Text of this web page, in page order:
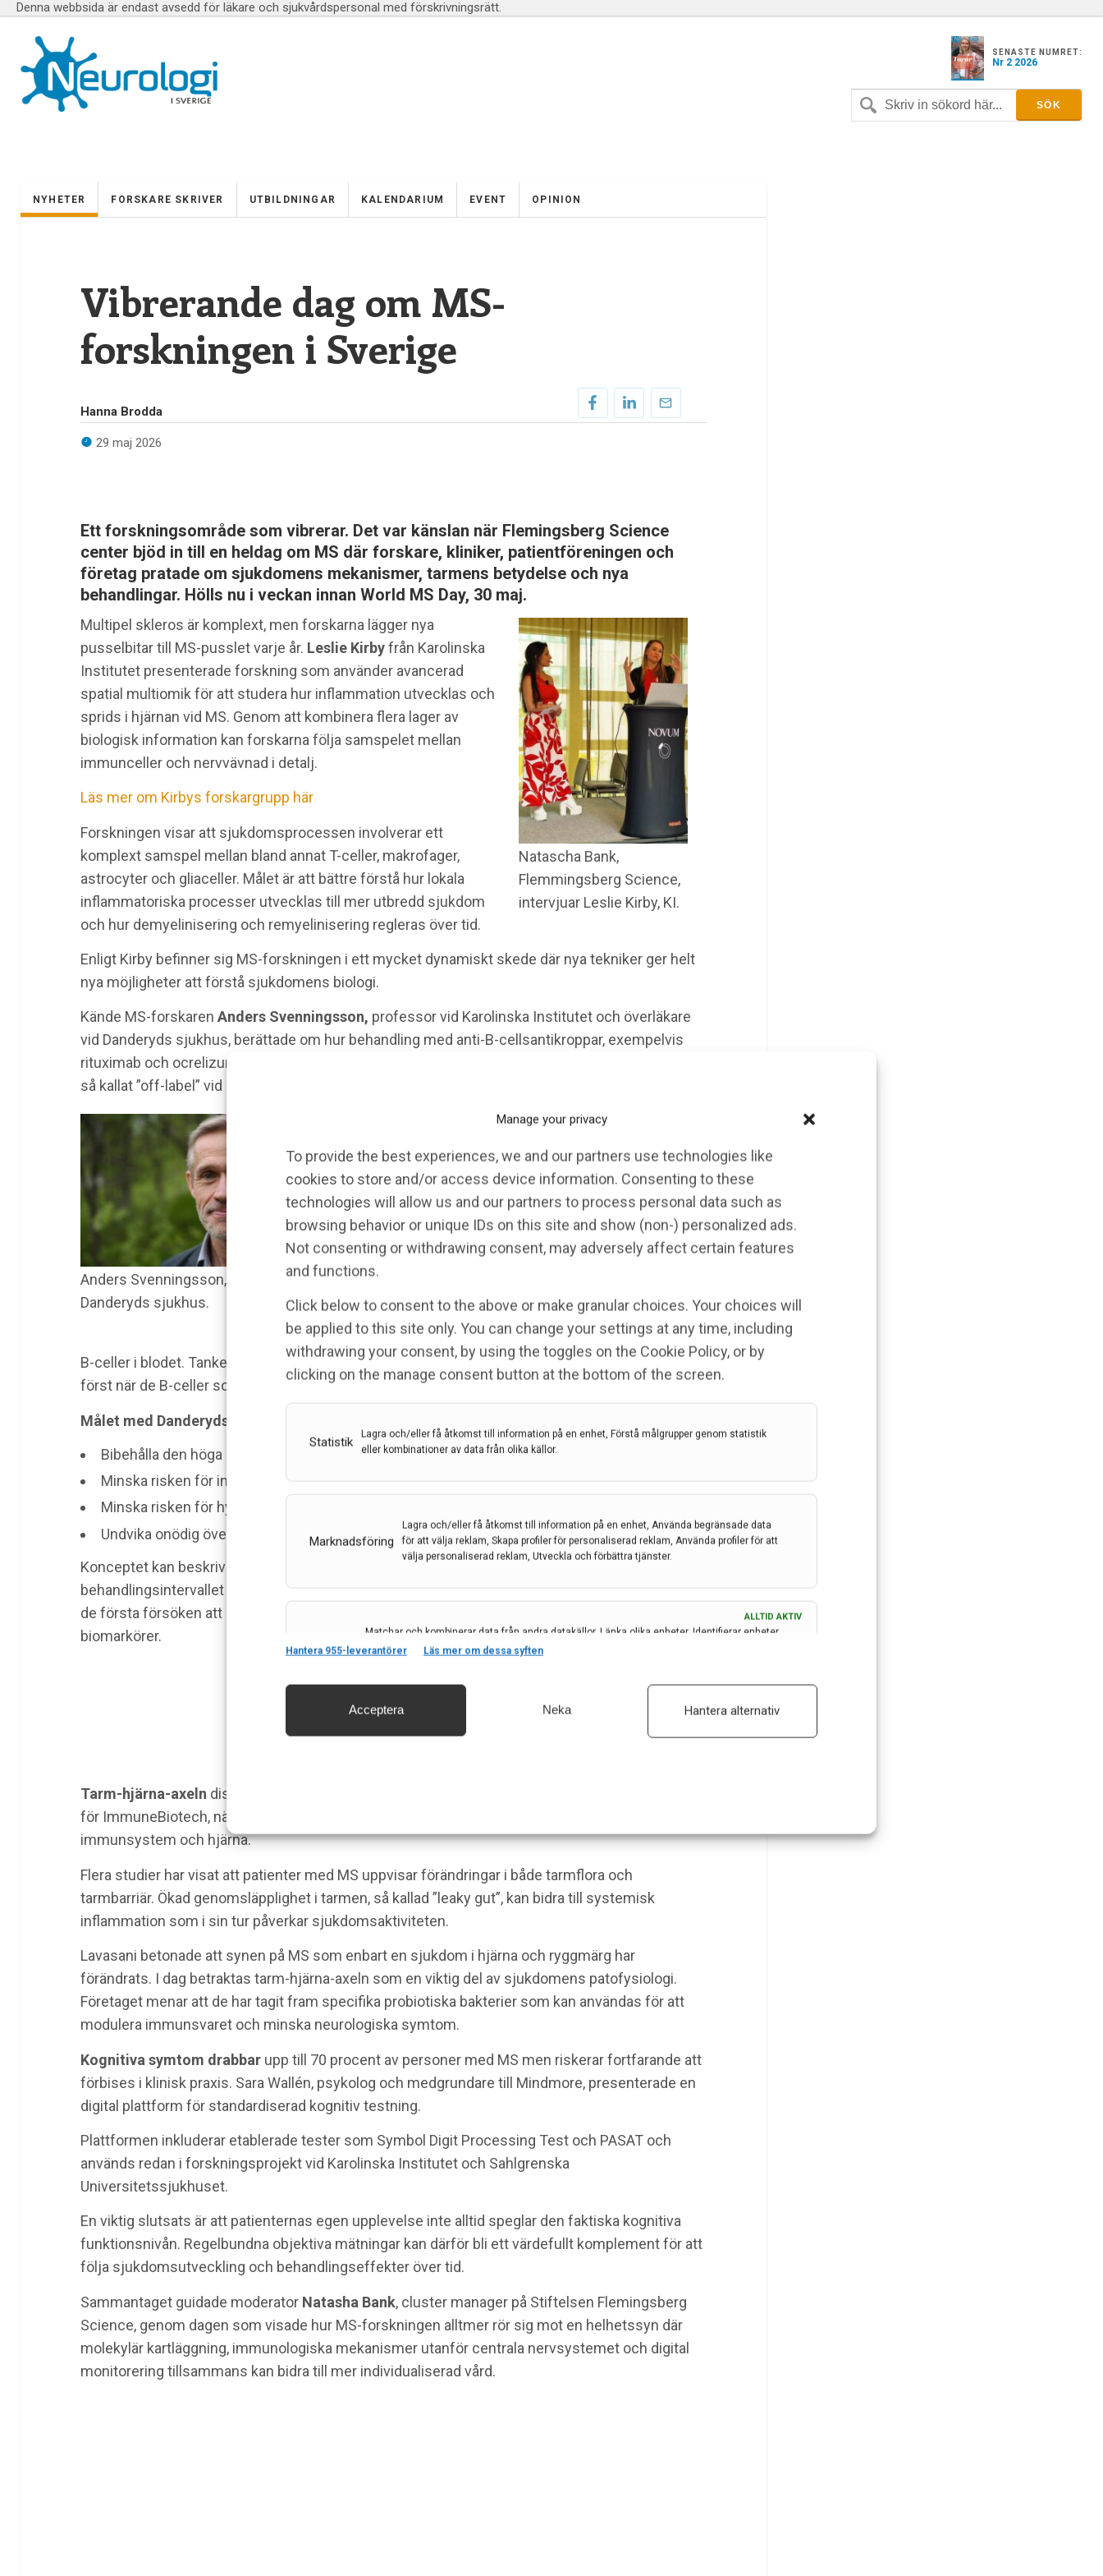
Manage your privacy
To provide the best experiences, we and our partners use technologies like
cookies to store and/or access device information. Consenting to these
technologies will allow us and our partners to process personal data such as
browsing behavior or unique IDs on this site and show (non-) personalized ads.
Not consenting or withdrawing consent, may adversely affect certain features
and functions.
Click below to consent to the above or make granular choices. Your choices will
be applied to this site only. You can change your settings at any time, including
withdrawing your consent, by using the toggles on the Cookie Policy, or by
clicking on the manage consent button at the bottom of the screen.
Statistik
Lagra och/eller få åtkomst till information på en enhet, Förstå målgrupper genom statistik
eller kombinationer av data från olika källor.
Marknadsföring
Lagra och/eller få åtkomst till information på en enhet, Använda begränsade data
för att välja reklam, Skapa profiler för personaliserad reklam, Använda profiler för att
välja personaliserad reklam, Utveckla och förbättra tjänster.
ALLTID AKTIV
Matchar och kombinerar data från andra datakällor, Länka olika enheter, Identifierar enheter
baserat på information som överförs automatiskt.
och innehåll, Spara och meddela dina integritetsval.
ALLTID AKTIV
Hantera 955-leverantörer Läs mer om dessa syften
Acceptera Neka Hantera alternativ
Denna webbsida är endast avsedd för läkare och sjukvårdspersonal med förskrivningsrätt.
SENASTE NUMRET:
Nr 2 2026
NYHETER FORSKARE SKRIVER UTBILDNINGAR KALENDARIUM EVENT OPINION
Vibrerande dag om MS-
forskningen i Sverige
Hanna Brodda
29 maj 2026
Ett forskningsområde som vibrerar. Det var känslan när Flemingsberg Science
center bjöd in till en heldag om MS där forskare, kliniker, patientföreningen och
företag pratade om sjukdomens mekanismer, tarmens betydelse och nya
behandlingar. Hölls nu i veckan innan World MS Day, 30 maj.
Natascha Bank,
Flemmingsberg Science,
intervjuar Leslie Kirby, KI.
Multipel skleros är komplext, men forskarna lägger nya
pusselbitar till MS-pusslet varje år. Leslie Kirbyfrån Karolinska
Institutet presenterade forskning som använder avancerad
spatial multiomik för att studera hur inflammation utvecklas och
sprids i hjärnan vid MS. Genom att kombinera flera lager av
biologisk information kan forskarna följa samspelet mellan
immunceller och nervvävnad i detalj.
Läs mer om Kirbys forskargrupp här
Forskningen visar att sjukdomsprocessen involverar ett
komplext samspel mellan bland annat T-celler, makrofager,
astrocyter och gliaceller. Målet är att bättre förstå hur lokala
inflammatoriska processer utvecklas till mer utbredd sjukdom
och hur demyelinisering och remyelinisering regleras över tid.
Enligt Kirby befinner sig MS-forskningen i ett mycket dynamiskt skede där nya tekniker ger helt
nya möjligheter att förstå sjukdomens biologi.
Kände MS-forskaren Anders Svenningsson, professor vid Karolinska Institutet och överläkare
vid Danderyds sjukhus, berättade om hur behandling med anti-B-cellsantikroppar, exempelvis
rituximab och ocrelizumab, kan individualiseras för patienter med multipel skleros. Rituximab är
så kallat ”off-label” vid MS, det vill säga inget
Anders Svenningsson, KI och
Danderyds sjukhus.
läkemedelsföretag har valt att ansöka om att det skall
behandlingar hör till de mest effektiva vid skovvis
förlöpande MS, men de innebär också en ökad risk för
infektioner eftersom de slår ut B-celler som är viktiga
för immunförsvaret. Traditionellt ges behandlingen
med fasta intervall, oavsett hur snabbt patientens
immunsystem återhämtar sig.
Svenningson presenterade Danderydsmodellen där
man i stället följer återkomsten av så kallade minnes-
B-celler i blodet. Tanken är att behandlingen inte ska ges enligt ett förutbestämt schema utan
först när de B-celler som driver sjukdomsaktiviteten börjar återkomma.
Målet med Danderydsmodellen är att:
Bibehålla den höga effekten mot inflammatorisk MS-aktivitet.
Minska risken för infektioner.
Minska risken för hypogammaglobulinemi och andra immunologiska komplikationer.
Undvika onödig överbehandling.
Konceptet kan beskrivas som ett steg mot verklig precisionsmedicin inom MS, där
behandlingsintervallet styrs av patientens immunologiska profil snarare än av kalendern. Ett av
de första försöken att basera en helt individualiserad behandlingsstrategi på immunologiska
biomarkörer.
Tarm-hjärna-axeln diskuterades av
för ImmuneBiotech, när han lyfte fram den växande evidensen för kopplingen mellan tarm,
immunsystem och hjärna.
Flera studier har visat att patienter med MS uppvisar förändringar i både tarmflora och
tarmbarriär. Ökad genomsläpplighet i tarmen, så kallad ”leaky gut”, kan bidra till systemisk
inflammation som i sin tur påverkar sjukdomsaktiviteten.
Lavasani betonade att synen på MS som enbart en sjukdom i hjärna och ryggmärg har
förändrats. I dag betraktas tarm-hjärna-axeln som en viktig del av sjukdomens patofysiologi.
Företaget menar att de har tagit fram specifika probiotiska bakterier som kan användas för att
modulera immunsvaret och minska neurologiska symtom.
Kognitiva symtom drabbarupp till 70 procent av personer med MS men riskerar fortfarande att
förbises i klinisk praxis. Sara Wallén, psykolog och medgrundare till Mindmore, presenterade en
digital plattform för standardiserad kognitiv testning.
Plattformen inkluderar etablerade tester som Symbol Digit Processing Test och PASAT och
används redan i forskningsprojekt vid Karolinska Institutet och Sahlgrenska
Universitetssjukhuset.
En viktig slutsats är att patienternas egen upplevelse inte alltid speglar den faktiska kognitiva
funktionsnivån. Regelbundna objektiva mätningar kan därför bli ett värdefullt komplement för att
följa sjukdomsutveckling och behandlingseffekter över tid.
Sammantaget guidade moderator Natasha Bank, cluster manager på Stiftelsen Flemingsberg
Science, genom dagen som visade hur MS-forskningen alltmer rör sig mot en helhetssyn där
molekylär kartläggning, immunologiska mekanismer utanför centrala nervsystemet och digital
monitorering tillsammans kan bidra till mer individualiserad vård.